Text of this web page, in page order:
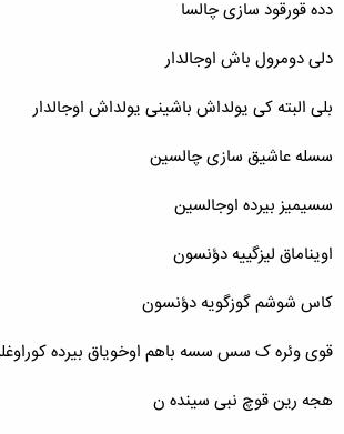
دده قورقود سازی چالسا
دلی دومرول باش اوجالدار
بلی البته کی یولداش باشینی یولداش اوجالدار
سسله عاشیق سازی چالسین
سسیمیز بیرده اوجالسین
اویناماق لیزگییه دؤنسون
کاس شوشم گوزگویه دؤنسون
قوی وئره ک سس سسه باهم اوخویاق بیرده
هجه رین قوچ نبی سینده ن